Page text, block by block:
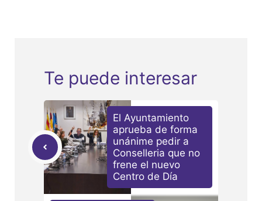
Te puede interesar
El Ayuntamiento
aprueba de forma
unánime pedir a
Conselleria que no
frene el nuevo
Centro de Día